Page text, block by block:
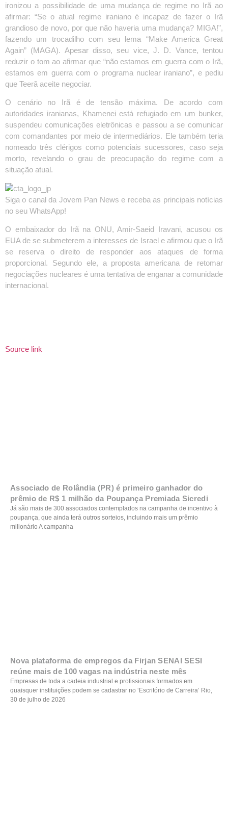
ironizou a possibilidade de uma mudança de regime no Irã ao
afirmar: “Se o atual regime iraniano é incapaz de fazer o Irã
grandioso de novo, por que não haveria uma mudança? MIGA!”,
fazendo um trocadilho com seu lema “Make America Great
Again” (MAGA). Apesar disso, seu vice, J. D. Vance, tentou
reduzir o tom ao afirmar que “não estamos em guerra com o Irã,
estamos em guerra com o programa nuclear iraniano”, e pediu
que Teerã aceite negociar.
O cenário no Irã é de tensão máxima. De acordo com
autoridades iranianas, Khamenei está refugiado em um bunker,
suspendeu comunicações eletrônicas e passou a se comunicar
com comandantes por meio de intermediários. Ele também teria
nomeado três clérigos como potenciais sucessores, caso seja
morto, revelando o grau de preocupação do regime com a
situação atual.
Siga o canal da Jovem Pan News e receba as principais notícias
no seu WhatsApp!
O embaixador do Irã na ONU, Amir-Saeid Iravani, acusou os
EUA de se submeterem a interesses de Israel e afirmou que o Irã
se reserva o direito de responder aos ataques de forma
proporcional. Segundo ele, a proposta americana de retomar
negociações nucleares é uma tentativa de enganar a comunidade
internacional.
Source link
Associado de Rolândia (PR) é primeiro ganhador do
prêmio de R$ 1 milhão da Poupança Premiada Sicredi
Já são mais de 300 associados contemplados na campanha de incentivo à
poupança, que ainda terá outros sorteios, incluindo mais um prêmio
milionário A campanha
Nova plataforma de empregos da Firjan SENAI SESI
reúne mais de 100 vagas na indústria neste mês
Empresas de toda a cadeia industrial e profissionais formados em
quaisquer instituições podem se cadastrar no ‘Escritório de Carreira’ Rio,
30 de julho de 2026